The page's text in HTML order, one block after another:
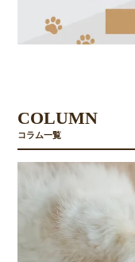
COLUMN
コラム一覧